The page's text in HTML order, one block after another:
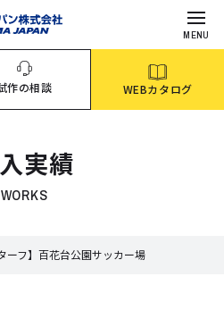
MENU
作の相談 WEBカタログ
実績
WORKS
ーフ】百花台公園サッカー場